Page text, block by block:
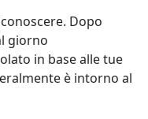
Dopo
giorno
in base alle tue
è intorno al